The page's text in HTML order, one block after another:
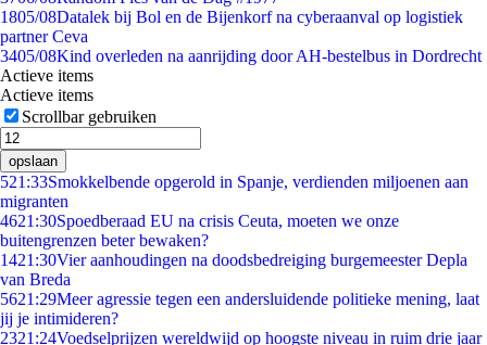
1805/08Datalek bij Bol en de Bijenkorf na cyberaanval op logistiek
partner Ceva
3405/08Kind overleden na aanrijding door AH-bestelbus in Dordrecht
Actieve items
Actieve items
Scrollbar gebruiken
opslaan
521:33Smokkelbende opgerold in Spanje, verdienden miljoenen aan
migranten
4621:30Spoedberaad EU na crisis Ceuta, moeten we onze
buitengrenzen beter bewaken?
1421:30Vier aanhoudingen na doodsbedreiging burgemeester Depla
van Breda
5621:29Meer agressie tegen een andersluidende politieke mening, laat
jij je intimideren?
2321:24Voedselprijzen wereldwijd op hoogste niveau in ruim drie jaar